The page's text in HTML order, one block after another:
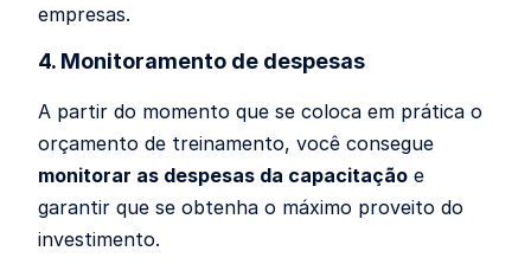
empresas.
4. Monitoramento de despesas
A partir do momento que se coloca em prática o
orçamento de treinamento, você consegue
monitorar as despesas da capacitação e
garantir que se obtenha o máximo proveito do
investimento.